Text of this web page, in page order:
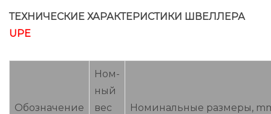
ТЕХНИЧЕСКИЕ ХАРАКТЕРИСТИКИ ШВЕЛЛЕРА
UPE
Обозначение
Ном-
ный
вес
Номинальные размеры,